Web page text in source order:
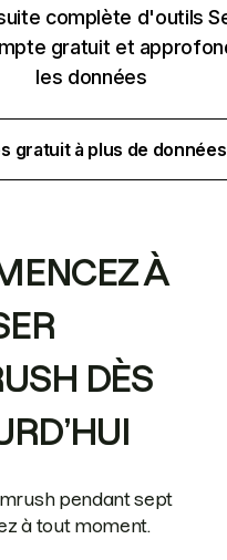
complète d'outils
gratuit et
les données
gratuit à plus de données
À
DÈS
pendant sept
à tout moment.